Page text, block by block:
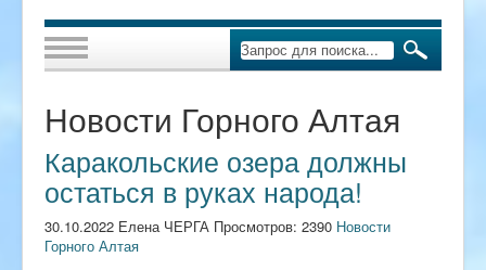
Новости Горного Алтая
Каракольские озера должны
остаться в руках народа!
30.10.2022 Елена ЧЕРГА Просмотров: 2390 Новости
Горного Алтая